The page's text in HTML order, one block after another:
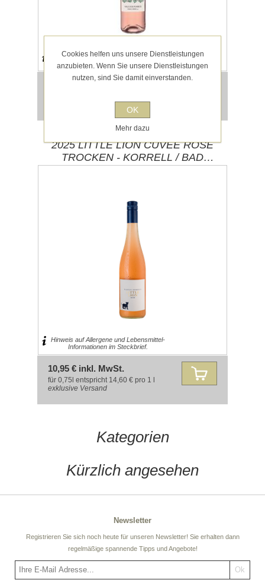
Hinweis auf Allergene und Lebensmittel-
Informationen im Steckbrief.
6,95 € inkl. MwSt.
2025 LITTLE LION CUVEE ROSE
TROCKEN - KORRELL / BAD
KREUZNACH (NAHE)
Hinweis auf Allergene und Lebensmittel-
Informationen im Steckbrief.
10,95 € inkl. MwSt.
für 0,75l entspricht 14,60 € pro 1 l
exklusive Versand
Kategorien
Kürzlich angesehen
Newsletter
Registrieren Sie sich noch heute für unseren Newsletter! Sie erhalten dann
regelmäßige spannende Tipps und Angebote!
Cookies helfen uns unsere Dienstleistungen
anzubieten. Wenn Sie unsere Dienstleistungen
nutzen, sind Sie damit einverstanden.
OK
Mehr dazu